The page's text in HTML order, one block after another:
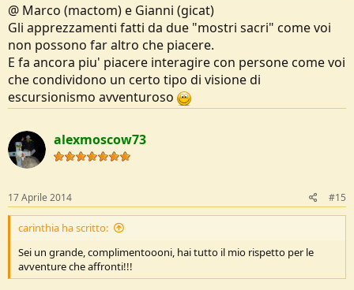
@ Marco (mactom) e Gianni (gicat)
Gli apprezzamenti fatti da due "mostri sacri" come voi
non possono far altro che piacere.
E fa ancora piu' piacere interagire con persone come voi
che condividono un certo tipo di visione di
escursionismo avventuroso
alexmoscow73
17 Aprile 2014 #15
carinthia ha scritto:
Sei un grande, complimentoooni, hai tutto il mio rispetto per le
avventure che affronti!!!